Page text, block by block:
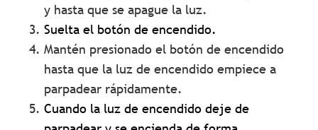
y hasta que se apague la luz.
Suelta el botón de encendido.
Mantén presionado el botón de encendido
hasta que la luz de encendido empiece a
parpadear rápidamente.
Cuando la luz de encendido deje de